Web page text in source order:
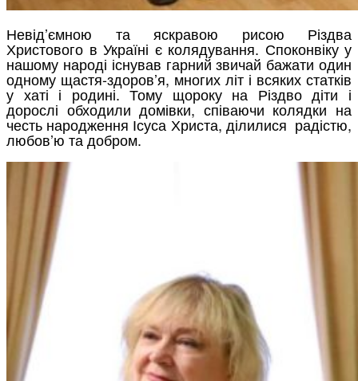
Невід’ємною та яскравою рисою Різдва
Христового в Україні є колядування. Споконвіку у
нашому народі існував гарний звичай бажати один
одному щастя-здоров’я, многих літ і всяких статків
у хаті і родині. Тому щороку на Різдво діти і
дорослі обходили домівки, співаючи колядки на
честь народження Ісуса Христа, ділилися радістю,
любов’ю та добром.